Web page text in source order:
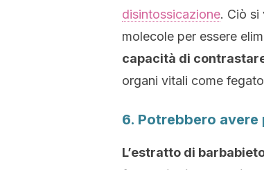
disintossicazione. Ciò si
molecole per essere
capacità di
organi vitali come
6. Potrebbero
L’estratto di